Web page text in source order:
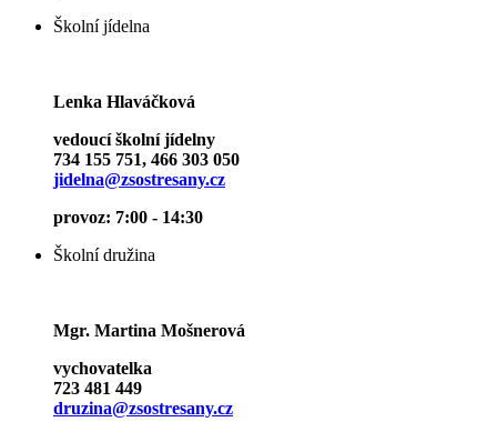
Školní jídelna
Lenka Hlaváčková
vedoucí školní jídelny
734 155 751, 466 303 050
jidelna@zsostresany.cz
provoz: 7:00 - 14:30
Školní družina
Mgr. Martina Mošnerová
vychovatelka
723 481 449
druzina@zsostresany.cz